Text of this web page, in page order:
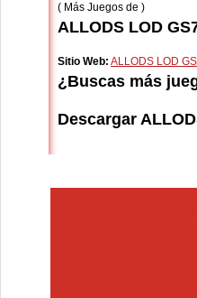
( Más Juegos de )
ALLODS LOD
Sitio Web: ALLODS LOD
¿Buscas más
Descargar